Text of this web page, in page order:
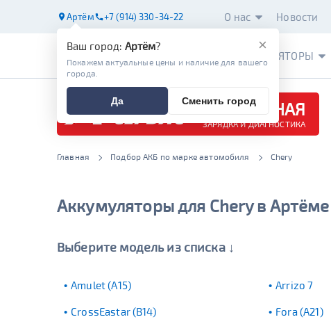
Артём +7 (914) 330-34-22 О нас Новости
АККУМУЛЯТОРЫ
БЕСПЛАТНАЯ
ЗАРЯДКА И ДИАГНОСТИКА
Главная Подбор АКБ по марке автомобиля Chery
Аккумуляторы для Chery в Артёме
Выберите модель из списка ↓
Amulet (A15) Arrizo 7
CrossEastar (B14) Fora (A21)
×
Ваш город: Артём?
Покажем актуальные цены и наличие для вашего
города.
Да Сменить город